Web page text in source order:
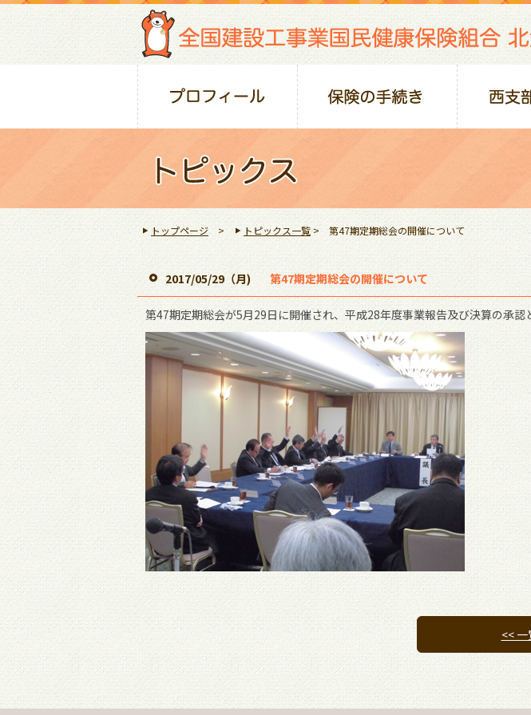
トップページ> トピックス一覧> 第47期定期総会の開催について
2017/05/29（月) 第47期定期総会の開催について
第47期定期総会が5月29日に開催され、平成28年度事業報告及び決算の承
<<